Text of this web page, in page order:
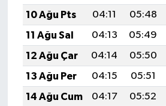
10 Ağu Pts
04:11 05:48
11 Ağu Sal
04:13 05:49
12 Ağu Çar
04:14 05:50
13 Ağu Per
04:15 05:51
14 Ağu Cum
04:17 05:52